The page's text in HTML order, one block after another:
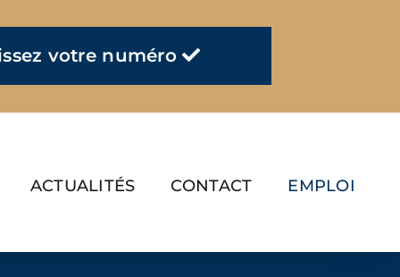
votre numéro
ACTUALITÉS CONTACT EMPLOI